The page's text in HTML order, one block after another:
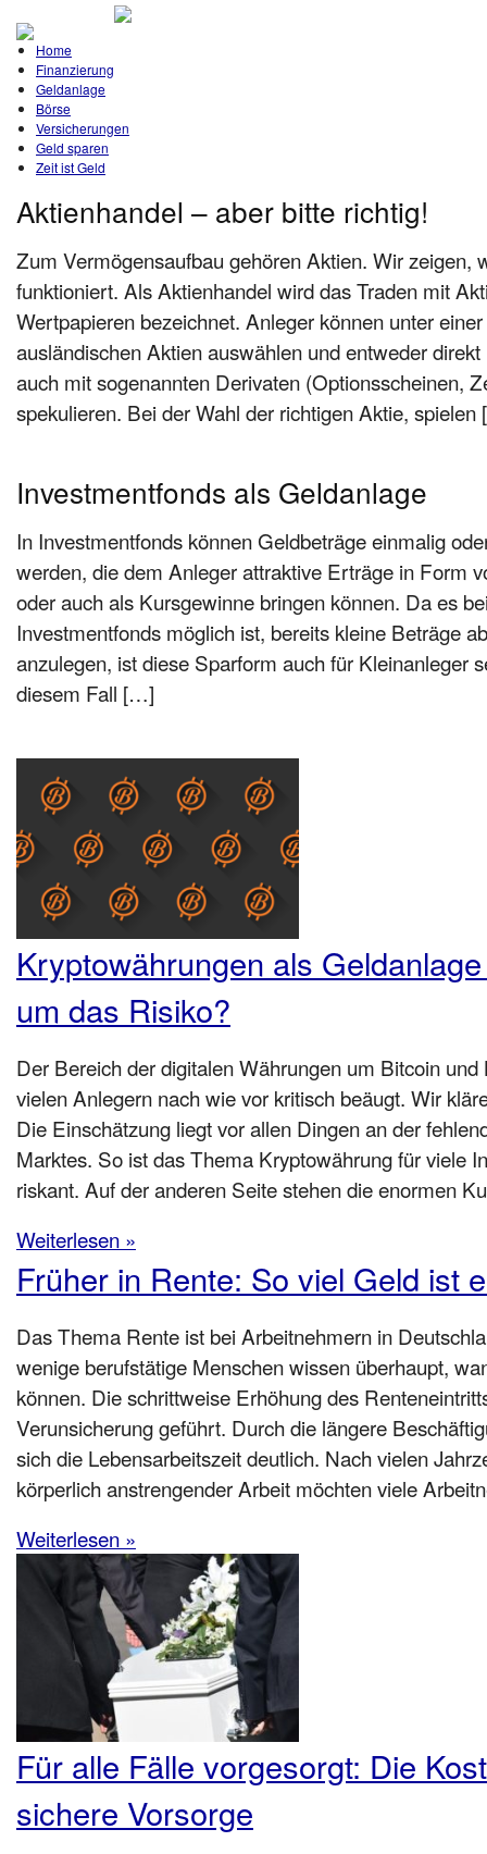
Home
Finanzierung
Geldanlage
Börse
Versicherungen
Geld sparen
Zeit ist Geld
Aktienhandel – aber bitte richtig!
Zum Vermögensaufbau gehören Aktien. Wir zeigen,
funktioniert. Als Aktienhandel wird das Traden mit
Wertpapieren bezeichnet. Anleger können unter
ausländischen Aktien auswählen und entweder
auch mit sogenannten Derivaten (Optionsscheinen,
spekulieren. Bei der Wahl der richtigen Aktie,
Investmentfonds als Geldanlage
In Investmentfonds können Geldbeträge einmalig
werden, die dem Anleger attraktive Erträge in Form
oder auch als Kursgewinne bringen können. Da es
Investmentfonds möglich ist, bereits kleine Beträge
anzulegen, ist diese Sparform auch für Kleinanleger
diesem Fall […]
Kryptowährungen als
um das Risiko?
Der Bereich der digitalen Währungen um Bitcoin
vielen Anlegern nach wie vor kritisch beäugt. Wir
Die Einschätzung liegt vor allen Dingen an der
Marktes. So ist das Thema Kryptowährung für viele
riskant. Auf der anderen Seite stehen die enormen
Weiterlesen »
Früher in Rente: So viel Geld ist
Das Thema Rente ist bei Arbeitnehmern in
wenige berufstätige Menschen wissen überhaupt,
können. Die schrittweise Erhöhung des
Verunsicherung geführt. Durch die längere
sich die Lebensarbeitszeit deutlich. Nach vielen
körperlich anstrengender Arbeit möchten viele
Weiterlesen »
Für alle Fälle vorgesorgt: Die
sichere Vorsorge